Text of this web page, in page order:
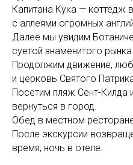
Капитана Кука — коттедж
с аллеями огромных
Далее мы увидим
суетой знаменитого
Продолжим движение,
и церковь Святого
Посетим пляж Сент-Килда
вернуться в город.
Обед в местном
После экскурсии
время, ночь в отеле.